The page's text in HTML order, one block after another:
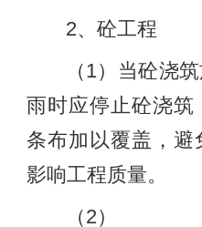
2、砼工程
（1）当砼浇
雨时应停止砼浇筑
条布加以覆盖，避
影响工程质量。
（2）